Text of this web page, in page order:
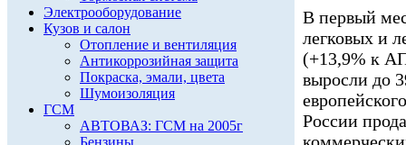
Электрооборудование
Кузов и салон
Отопление и вентиляция
Антикоррозийная защита
Покраска, эмали, цвета
Шумоизоляция
ГСМ
АВТОВАЗ: ГСМ на 2005г
Бензины
В первый
легковых и
(+13,9% к
выросли до
России